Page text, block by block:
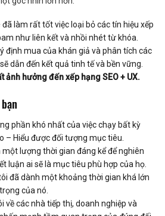
làm rất tốt việc loại bỏ các tín hiệu xếp
như liên kết và nhồi nhét từ khóa.
định mua của khán giả và phân tích các
dẫn đến kết quả tinh tế và bền vững.
ảnh hưởng đến xếp hạng SEO + UX.
phần khó nhất của việc chạy bất kỳ
– Hiểu được đối tượng mục tiêu.
một lượng thời gian đáng kể để nghiên
luận ai sẽ là mục tiêu phù hợp của họ.
đã dành một khoảng thời gian khá lớn
của nó.
về các nhà tiếp thị, doanh nghiệp và